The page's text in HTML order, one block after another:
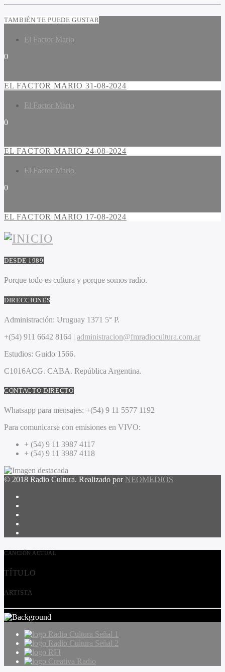
TAMBIÉN TE PUEDE GUSTAR
El Factor Mario
0
EL FACTOR MARIO 31-08-2024
El Factor Mario
0
EL FACTOR MARIO 24-08-2024
El Factor Mario
0
EL FACTOR MARIO 17-08-2024
DESDE 1989
Porque todo es cultura y porque somos radio.
DIRECCIONES
Administración: Uruguay 1371 5° P.
+(54) 911 6642 8164 | administracion@fmradiocultura.com.ar
Estudios: Guido 1566.
C1016ACG. CABA. República Argentina.
CONTACTO DIRECTO
Whatsapp para mensajes: +(54) 9 11 5577 1192
Para comunicarse con emisiones en VIVO:
+ (54) 9 11 3987 4117
+ (54) 9 11 3987 4118
© 2018 Radio Cultura. Realizado por NEOMEDIOS
CANCIÓN ACTUAL
TÍTULO
ARTISTA
Radio Cultura Señal 1
Radio Cultura Señal 2
RFI
Creativa Radio